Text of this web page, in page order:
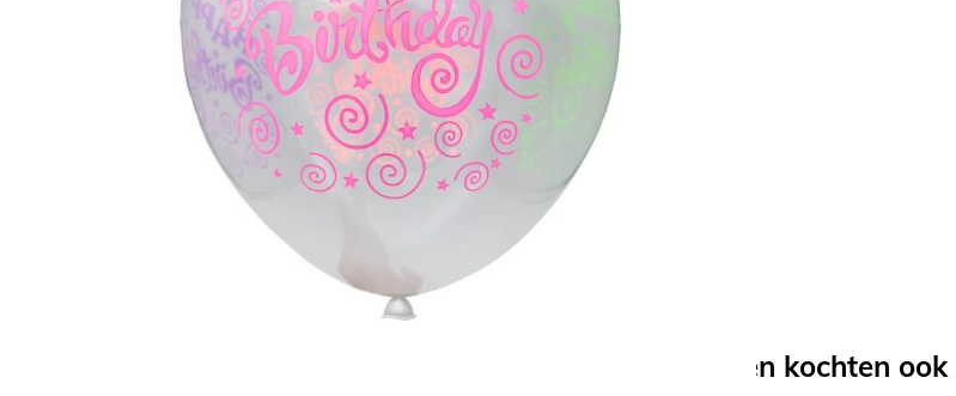
Rubber
Verpakt per 10 stuks
30 cm
Ja
Anderen kochten ook